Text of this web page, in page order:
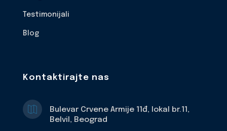
Testimonijali
Blog
Kontaktirajte nas

Bulevar Crvene Armije 11đ, lokal br.11,
Belvil, Beograd